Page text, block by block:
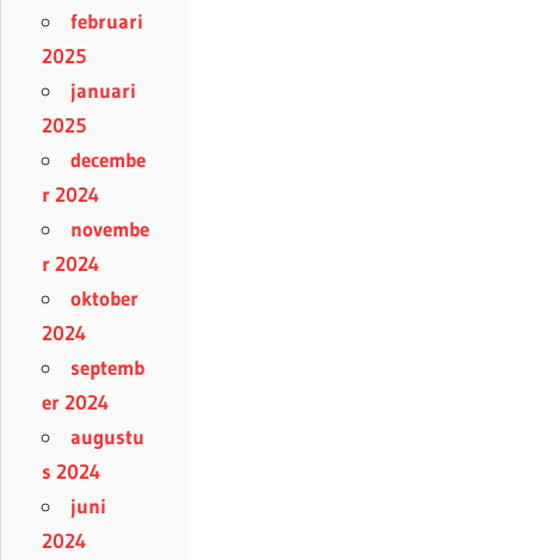
februari
2025
januari
2025
decembe
r 2024
novembe
r 2024
oktober
2024
septemb
er 2024
augustu
s 2024
juni
2024